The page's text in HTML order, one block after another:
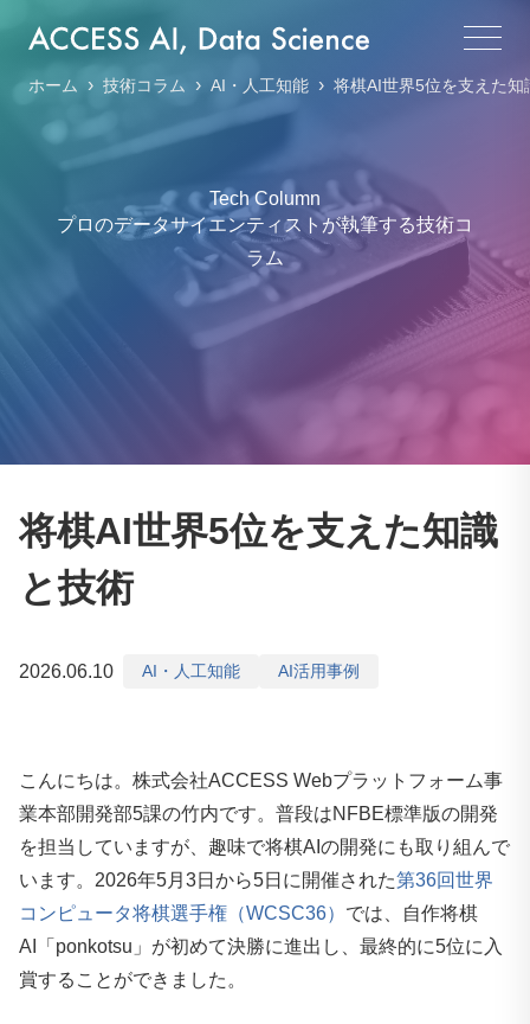
ホーム › 技術コラム › AI・人工知能 › 将棋AI世界5位を支えた知
Tech Column
プロのデータサイエンティストが執筆する技術コ
ラム
将棋AI世界5位を支えた知識
と技術
2026.06.10 AI・人工知能 AI活用事例
こんにちは。株式会社ACCESS Webプラットフォーム事
業本部開発部5課の竹内です。普段はNFBE標準版の開発
を担当していますが、趣味で将棋AIの開発にも取り組んで
います。2026年5月3日から5日に開催された第36回世界
コンピュータ将棋選手権（WCSC36） では、自作将棋
AI「ponkotsu」が初めて決勝に進出し、最終的に5位に入
賞することができました。